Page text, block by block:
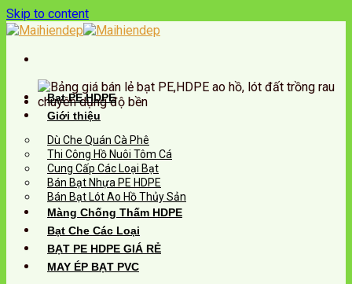
Skip to content
Bạt PE HDPE
Giới thiệu
Dù Che Quán Cà Phê
Thi Công Hồ Nuôi Tôm Cá
Cung Cấp Các Loại Bạt
Bán Bạt Nhựa PE HDPE
Bán Bạt Lót Ao Hồ Thủy Sản
Màng Chống Thấm HDPE
Bạt Che Các Loại
BẠT PE HDPE GIÁ RẺ
MAY ÉP BẠT PVC